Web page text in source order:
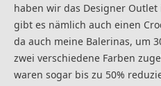
haben wir das Designer
gibt es nämlich auch einen
da auch meine Balerinas, um
zwei verschiedene Farben
waren sogar bis zu 50%